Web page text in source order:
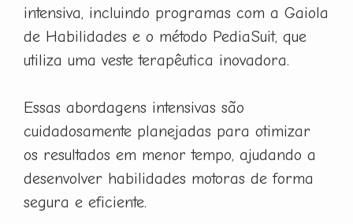
intensiva, incluindo programas com a Gaiola
de Habilidades e o método PediaSuit, que
utiliza uma veste terapêutica inovadora.
Essas abordagens intensivas são
cuidadosamente planejadas para otimizar
os resultados em menor tempo, ajudando a
desenvolver habilidades motoras de forma
segura e eficiente.